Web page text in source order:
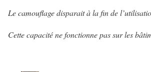
Le camouflage disparait à la fin de
Cette capacité ne fonctionne pas sur les